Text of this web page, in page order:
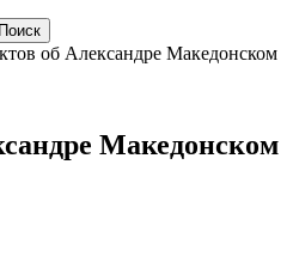
об Александре Македонском
Македонском